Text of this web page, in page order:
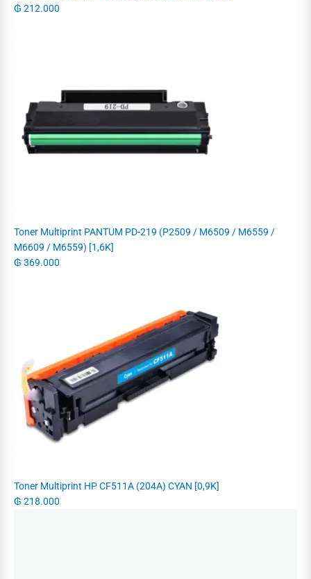
₲ 212.000
Toner Multiprint PANTUM PD-219 (P2509 / M6509 / M6559 /
M6609 / M6559) [1,6K]
₲ 369.000
Toner Multiprint HP CF511A (204A) CYAN [0,9K]
₲ 218.000